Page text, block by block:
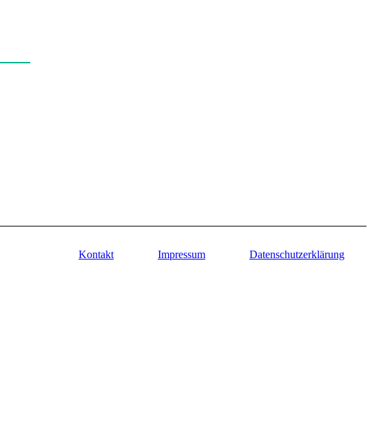
Kontakt Impressum Datenschutzerklärung